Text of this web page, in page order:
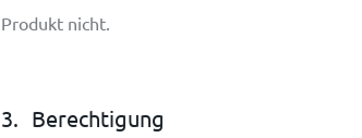
Produkt nicht.
3. Berechtigung